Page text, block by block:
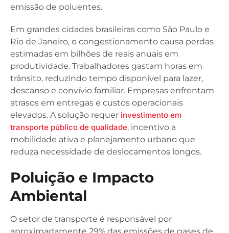
emissão de poluentes.
Em grandes cidades brasileiras como São Paulo e
Rio de Janeiro, o congestionamento causa perdas
estimadas em bilhões de reais anuais em
produtividade. Trabalhadores gastam horas em
trânsito, reduzindo tempo disponível para lazer,
descanso e convívio familiar. Empresas enfrentam
atrasos em entregas e custos operacionais
elevados. A solução requer investimento em
transporte público de qualidade, incentivo a
mobilidade ativa e planejamento urbano que
reduza necessidade de deslocamentos longos.
Poluição e Impacto
Ambiental
O setor de transporte é responsável por